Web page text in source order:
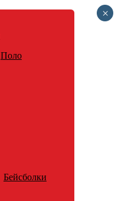
Поло
Бейсболки
×